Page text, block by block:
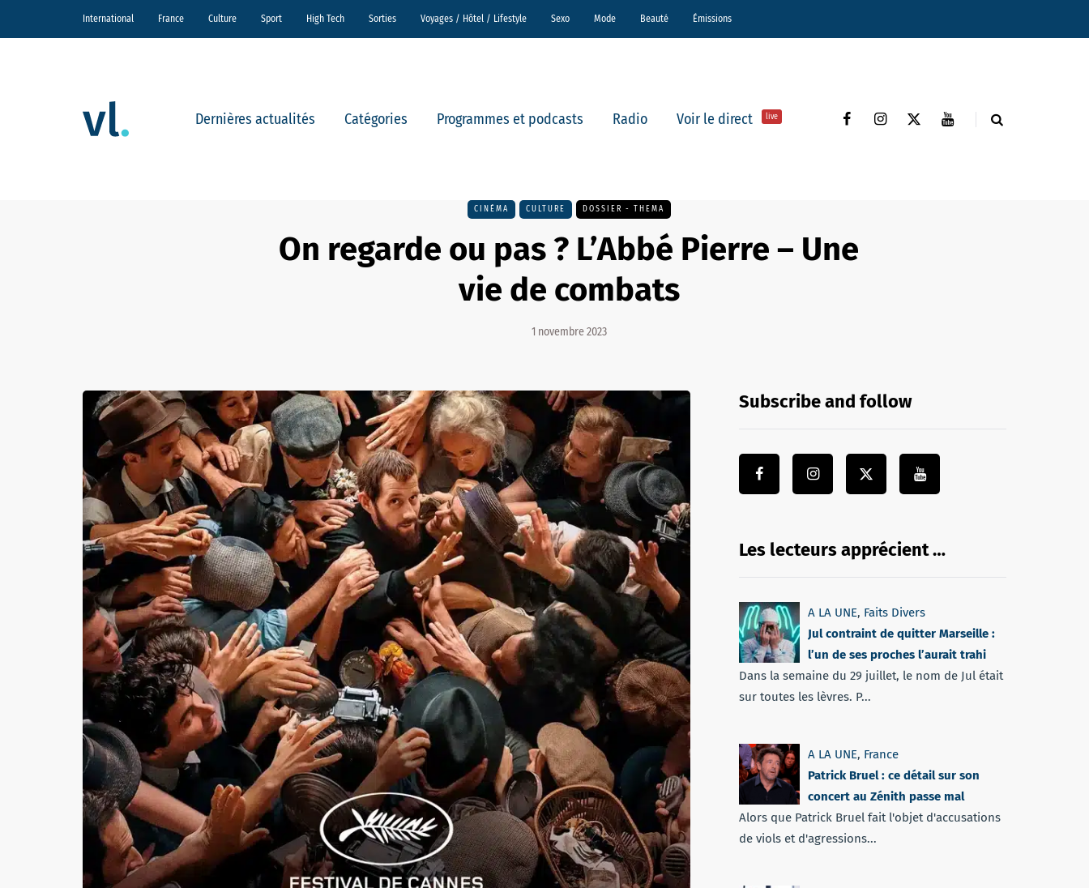
International France Culture Sport High Tech Sorties Voyages / Hôtel / Lifestyle Sexo Mode Beauté Émissions
Dernières actualités Catégories Programmes et podcasts Radio Voir le direct live
CINÉMA CULTURE DOSSIER - THEMA
On regarde ou pas ? L’Abbé Pierre – Une
vie de combats
1 novembre 2023
Subscribe and follow
Les lecteurs apprécient …
A LA UNE, Faits Divers
Jul contraint de quitter Marseille :
l’un de ses proches l’aurait trahi
Dans la semaine du 29 juillet, le nom de Jul était
sur toutes les lèvres. P...
A LA UNE, France
Patrick Bruel : ce détail sur son
concert au Zénith passe mal
Alors que Patrick Bruel fait l'objet d'accusations
de viols et d'agressions...